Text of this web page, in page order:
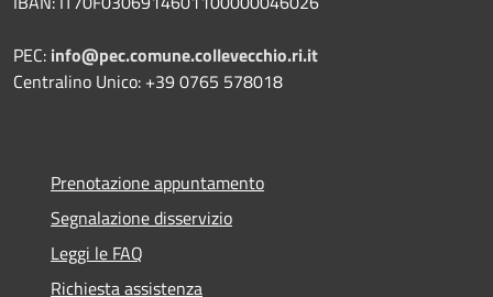
PEC: info@pec.comune.collevecchio.ri.it
Centralino Unico: +39 0765 578018
Prenotazione appuntamento
Segnalazione disservizio
Leggi le FAQ
Richiesta assistenza